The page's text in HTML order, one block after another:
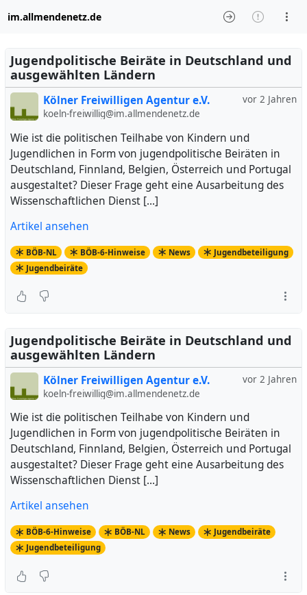
im.allmendenetz.de
Jugendpolitische Beiräte in Deutschland und
ausgewählten Ländern
vor 2 Jahren
Kölner Freiwilligen Agentur e.V.
koeln-freiwillig@im.allmendenetz.de
Wie ist die politischen Teilhabe von Kindern und
Jugendlichen in Form von jugendpolitische Beiräten in
Deutschland, Finnland, Belgien, Österreich und Portugal
ausgestaltet? Dieser Frage geht eine Ausarbeitung des
Wissenschaftlichen Dienst […]
Artikel ansehen
BÖB-NL BÖB-6-Hinweise News
Jugendbeteiligung
Jugendbeiräte
Jugendpolitische Beiräte in Deutschland und
ausgewählten Ländern
vor 2 Jahren
Kölner Freiwilligen Agentur e.V.
koeln-freiwillig@im.allmendenetz.de
Wie ist die politischen Teilhabe von Kindern und
Jugendlichen in Form von jugendpolitische Beiräten in
Deutschland, Finnland, Belgien, Österreich und Portugal
ausgestaltet? Dieser Frage geht eine Ausarbeitung des
Wissenschaftlichen Dienst […]
Artikel ansehen
BÖB-6-Hinweise BÖB-NL News
Jugendbeiräte
Jugendbeteiligung